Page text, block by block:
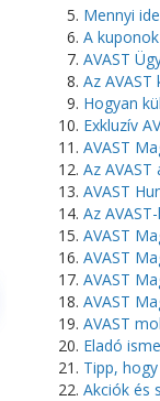
Mennyi
A
AVAST
Az
Hogyan
Exkluzív
AVAST
Az
AVAST
Az
AVAST
AVAST
AVAST
AVAST
AVAST
Eladó
Tipp,
Akciók és